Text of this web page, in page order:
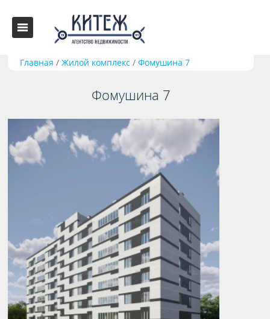
Главная /Жилой комплекс /Фомушина 7
Фомушина 7